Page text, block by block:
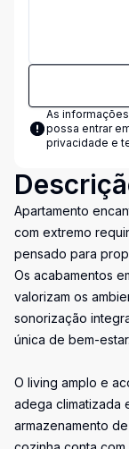
As
possa entrar
privacidade e
Apartamento
com extremo
pensado para
Os acabamentos
valorizam os
sonorização
única de bem-estar.
O living amplo e
adega climatizada
armazenamento